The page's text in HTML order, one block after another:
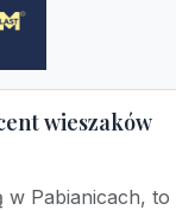
wieszaków
w Pabianicach, to